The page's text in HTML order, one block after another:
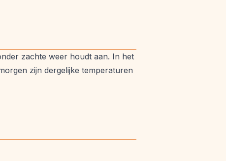
zachte weer houdt aan. In het
zijn dergelijke temperaturen